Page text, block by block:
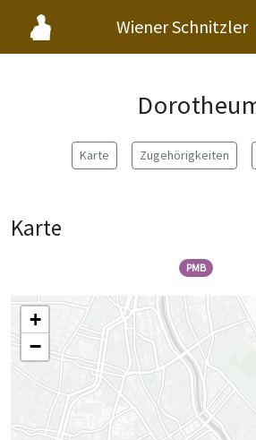
Wiener Schnitzler
Karte Zugehörigkeiten
Karte
PMB
+
−